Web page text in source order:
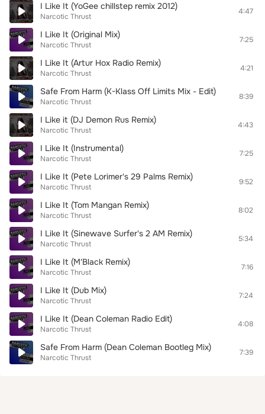
I Like It (YoGee chillstep remix 2012)
Narcotic Thrust
4:47
I Like It (Original Mix)
Narcotic Thrust
7:25
I Like It (Artur Hox Radio Remix)
Narcotic Thrust
4:21
Safe From Harm (K-Klass Off Limits Mix - Edit)
Narcotic Thrust
8:39
I Like it (DJ Demon Rus Remix)
Narcotic Thrust
4:43
I Like It (Instrumental)
Narcotic Thrust
7:25
I Like It (Pete Lorimer's 29 Palms Remix)
Narcotic Thrust
9:52
I Like It (Tom Mangan Remix)
Narcotic Thrust
8:02
I Like It (Sinewave Surfer's 2 AM Remix)
Narcotic Thrust
5:34
I Like It (M'Black Remix)
Narcotic Thrust
7:16
I Like It (Dub Mix)
Narcotic Thrust
7:24
I Like It (Dean Coleman Radio Edit)
Narcotic Thrust
4:08
Safe From Harm (Dean Coleman Bootleg Mix)
Narcotic Thrust
7:39